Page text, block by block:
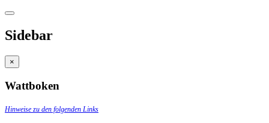
Sidebar
×
Wattboken
Hinweise zu den folgenden Links